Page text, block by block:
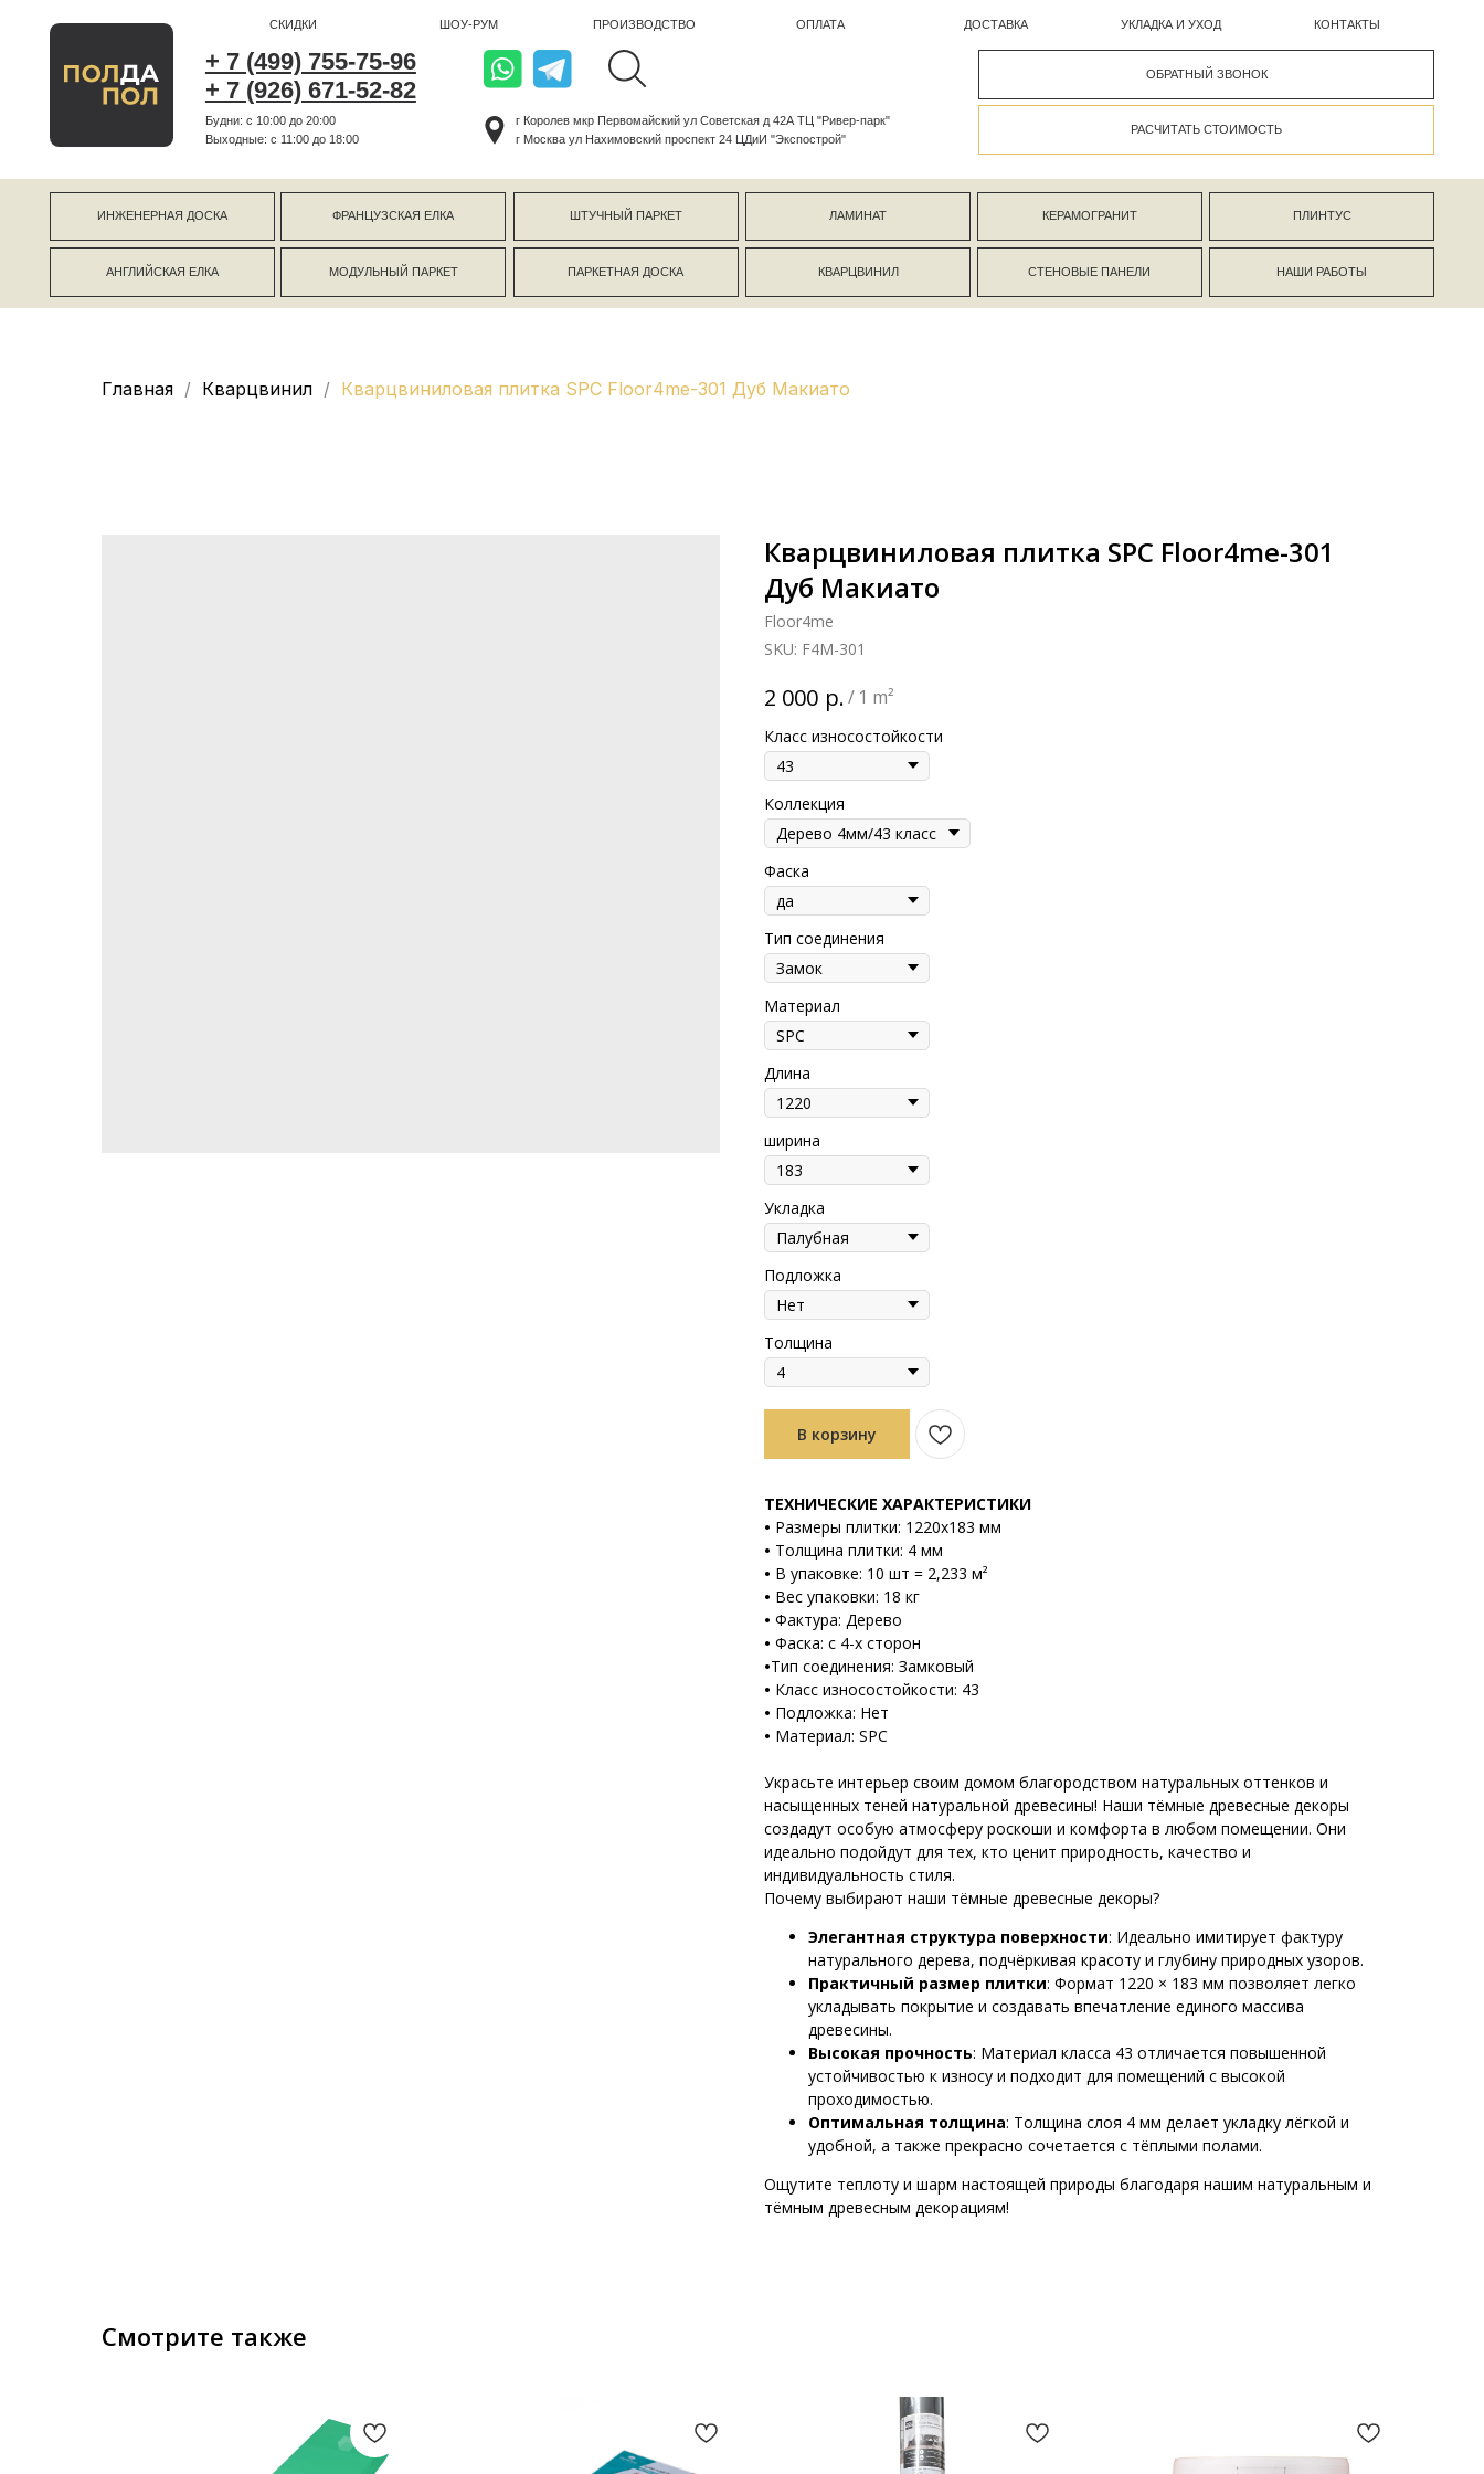
+ 7 (499) 755-75-96
+ 7 (926) 671-52-82
СКИДКИ ШОУ-РУМ ПРОИЗВОДСТВО КОНТАКТЫ
УКЛАДКА И УХОД
Будни: с 10:00 до 20:00
Выходные: c 11:00 до 18:00
г Москва ул Нахимовский проспект 24 ЦДиИ "Экспострой"
ИНЖЕНЕРНАЯ ДОСКА
АНГЛИЙСКАЯ ЕЛКА
ФРАНЦУЗСКАЯ ЕЛКА
ПАРКЕТНАЯ ДОСКА
МОДУЛЬНЫЙ ПАРКЕТ
ШТУЧНЫЙ ПАРКЕТ
КВАРЦВИНИЛ
КЕРАМОГРАНИТ
СТЕНОВЫЕ ПАНЕЛИ
ЛАМИНАТ
НАШИ РАБОТЫ
ПЛИНТУС
Главная Кварцвинил Кварцвиниловая плитка SPC Floor4me-301 Дуб Макиато
Кварцвиниловая плитка SPC Floor4me-301
Дуб Макиато
Floor4me
SKU: F4M-301
2 000 р./ 1 m²
Класс износостойкости
Коллекция
Фаска
Тип соединения
Материал
Длина
ширина
Укладка
Подложка
Толщина
В корзину
ТЕХНИЧЕСКИЕ ХАРАКТЕРИСТИКИ
• Размеры плитки: 1220х183 мм
• Толщина плитки: 4 мм
• В упаковке: 10 шт = 2,233 м²
• Вес упаковки: 18 кг
• Фактура: Дерево
• Фаска: с 4-х сторон
•Тип соединения: Замковый
• Класс износостойкости: 43
• Подложка: Нет
• Материал: SPC
Украсьте интерьер своим домом благородством натуральных оттенков и
насыщенных теней натуральной древесины! Наши тёмные древесные декоры
создадут особую атмосферу роскоши и комфорта в любом помещении. Они
идеально подойдут для тех, кто ценит природность, качество и
индивидуальность стиля.
Почему выбирают наши тёмные древесные декоры?
Элегантная структура поверхности: Идеально имитирует фактуру
натурального дерева, подчёркивая красоту и глубину природных узоров.
Практичный размер плитки: Формат 1220 × 183 мм позволяет легко
укладывать покрытие и создавать впечатление единого массива
древесины.
Высокая прочность: Материал класса 43 отличается повышенной
устойчивостью к износу и подходит для помещений с высокой
проходимостью.
Оптимальная толщина: Толщина слоя 4 мм делает укладку лёгкой и
удобной, а также прекрасно сочетается с тёплыми полами.
Ощутите теплоту и шарм настоящей природы благодаря нашим натуральным и
тёмным древесным декорациям!
Смотрите также